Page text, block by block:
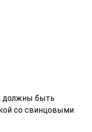
должны быть
со свинцовыми